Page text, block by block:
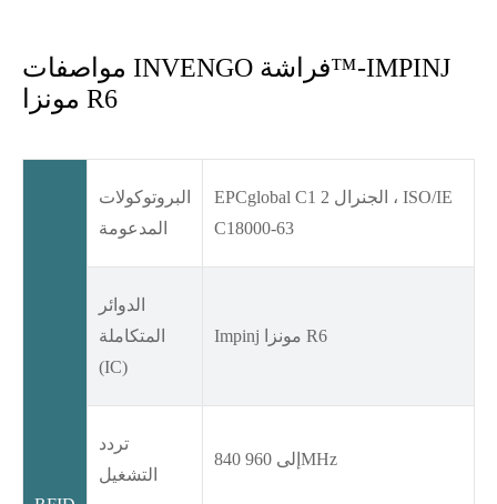
مواصفات INVENGO فراشة™-IMPINJ
مونزا R6
البروتوكولات
المدعومة
EPCglobal C1 الجنرال 2 ، ISO/IE
C18000-63
الدوائر
المتكاملة
(IC)
Impinj مونزا R6
تردد
التشغيل
840 إلى 960MHz